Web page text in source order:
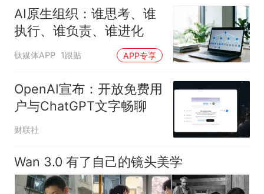
AI原生组织：谁思考、谁
执行、谁负责、谁进化
钛媒体APP 1跟贴 APP专享
OpenAI宣布：开放免费用
户与ChatGPT文字畅聊
财联社
Wan 3.0 有了自己的镜头美学